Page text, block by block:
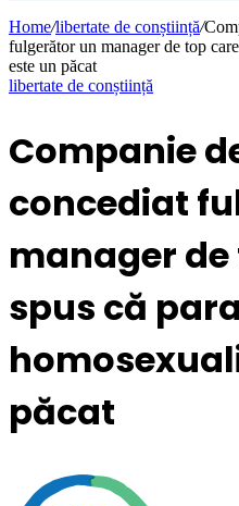
Home/libertate de conștiință/
fulgerător un manager de top
este un păcat
libertate de conștiință
Companie
concediat
manager de
spus că
păcat